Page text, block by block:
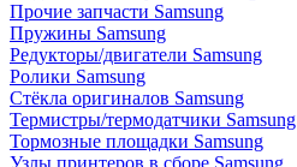
Прочие запчасти Samsung
Пружины Samsung
Редукторы/двигатели Samsung
Ролики Samsung
Стёкла оригиналов Samsung
Термистры/термодатчики Samsung
Тормозные площадки Samsung
Узлы принтеров в сборе Samsung